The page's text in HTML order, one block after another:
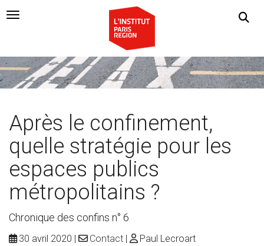
Navigation Toggle
Après le confinement,
quelle stratégie pour les
espaces publics
métropolitains ?
Chronique des confins n° 6
30 avril 2020 Contact Paul Lecroart